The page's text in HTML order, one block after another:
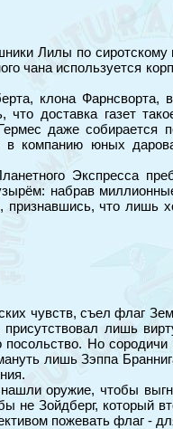
Лилы по
чана используется
клона Фарнсворта,
доставка газет
даже собирается
компанию юных
Экспресса
набрав
что лишь
чувств, съел флаг
лишь
Но
лишь Зэппа
оружие, чтобы
не Зойдберг, который
пожевать флаг -